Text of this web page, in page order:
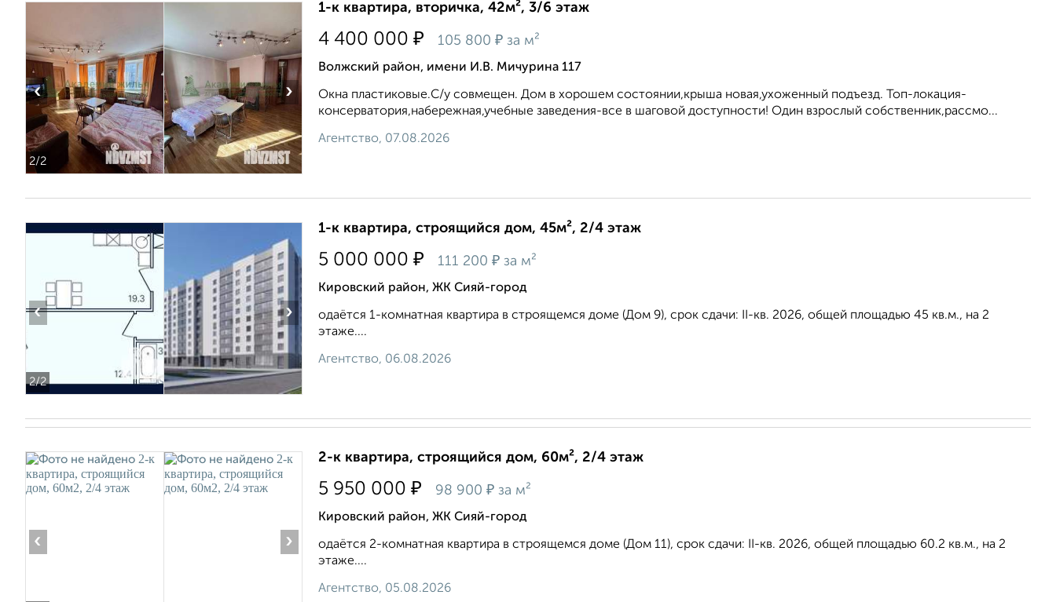
2/2
‹ ›
1-к квартира, вторичка, 42м², 3/6 этаж
4 400 000 ₽ 105 800 ₽ за м²
Волжский район, имени И.В. Мичурина 117
Окна пластиковые.С/у совмещен. Дом в хорошем состоянии,крыша новая,ухоженный подъезд. Топ-локация-
консерватория,набережная,учебные заведения-все в шаговой доступности! Один взрослый собственник,рассмо...
Агентство, 07.08.2026
2/2
‹ ›
1-к квартира, строящийся дом, 45м², 2/4 этаж
5 000 000 ₽ 111 200 ₽ за м²
Кировский район, ЖК Сияй-город
одаётся 1-комнатная квартира в строящемся доме (Дом 9), срок сдачи: II-кв. 2026, общей площадью 45 кв.м., на 2
этаже....
Агентство, 06.08.2026
‹ ›
2-к квартира, строящийся дом, 60м², 2/4 этаж
5 950 000 ₽ 98 900 ₽ за м²
Кировский район, ЖК Сияй-город
одаётся 2-комнатная квартира в строящемся доме (Дом 11), срок сдачи: II-кв. 2026, общей площадью 60.2 кв.м., на 2
этаже....
Агентство, 05.08.2026